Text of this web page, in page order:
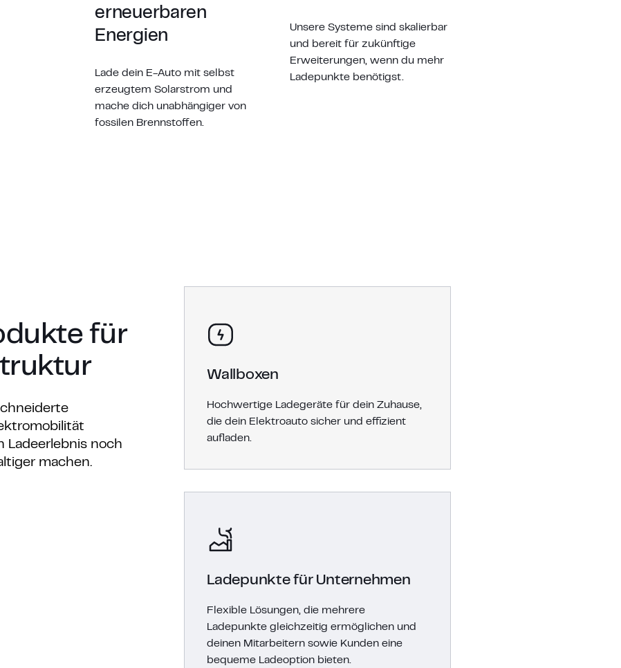
erneuerbaren
Energien
Lade dein E-Auto mit selbst
erzeugtem Solarstrom und
mache dich unabhängiger von
fossilen Brennstoffen.
Unsere Systeme sind skalierbar
und bereit für zukünftige
Erweiterungen, wenn du mehr
Ladepunkte benötigst.
für
noch
machen.
Wallboxen
Hochwertige Ladegeräte für dein Zuhause,
die dein Elektroauto sicher und effizient
aufladen.
Ladepunkte für Unternehmen
Flexible Lösungen, die mehrere
Ladepunkte gleichzeitig ermöglichen und
deinen Mitarbeitern sowie Kunden eine
bequeme Ladeoption bieten.